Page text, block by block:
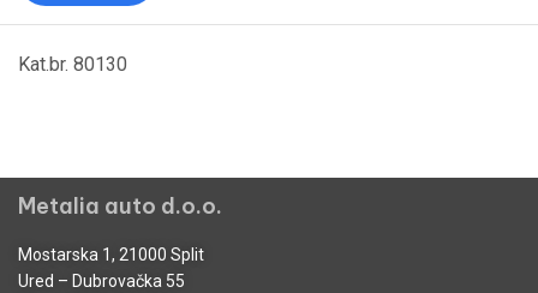
Kat.br. 80130
Metalia auto d.o.o.
Mostarska 1, 21000 Split
Ured – Dubrovačka 55